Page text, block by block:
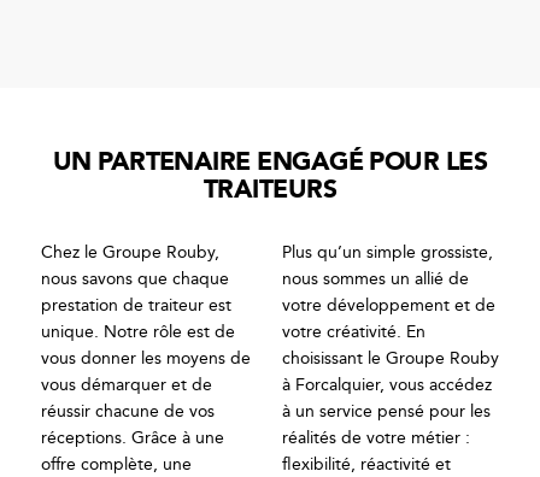
UN PARTENAIRE ENGAGÉ POUR LES
TRAITEURS
Chez le Groupe Rouby,
nous savons que chaque
prestation de traiteur est
unique. Notre rôle est de
vous donner les moyens de
vous démarquer et de
réussir chacune de vos
réceptions. Grâce à une
offre complète, une
Plus qu’un simple grossiste,
nous sommes un allié de
votre développement et de
votre créativité. En
choisissant le Groupe Rouby
à Forcalquier, vous accédez
à un service pensé pour les
réalités de votre métier :
flexibilité, réactivité et